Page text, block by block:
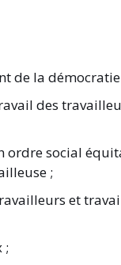
de la
des
ordre social
;
et
;